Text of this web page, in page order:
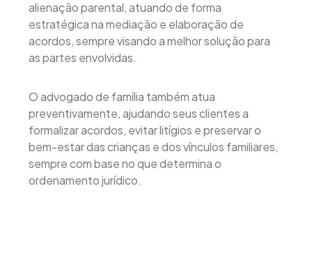
alienação parental, atuando de forma
estratégica na mediação e elaboração de
acordos, sempre visando a melhor solução para
as partes envolvidas.
O advogado de família também atua
preventivamente, ajudando seus clientes a
formalizar acordos, evitar litígios e preservar o
bem-estar das crianças e dos vínculos familiares,
sempre com base no que determina o
ordenamento jurídico.